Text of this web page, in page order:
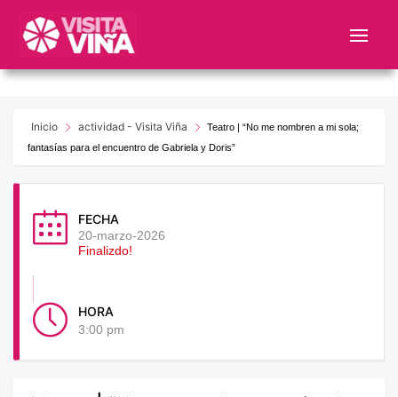
este
web
sistemaInicio actividad - Visita Viña
Teatro | “No me nombren a mi sola;
fantasías para el encuentro de Gabriela y Doris”
FECHA
20-marzo-2026
Finalizdo!
HORA
3:00 pm